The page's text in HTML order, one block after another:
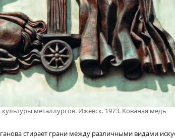
металлургов. Ижевск. 1973. Кованая медь
стирает грани между различными видами